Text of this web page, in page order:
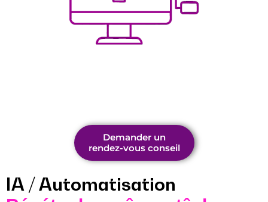
IA / Automatisation
Demander un
rendez-vous conseil